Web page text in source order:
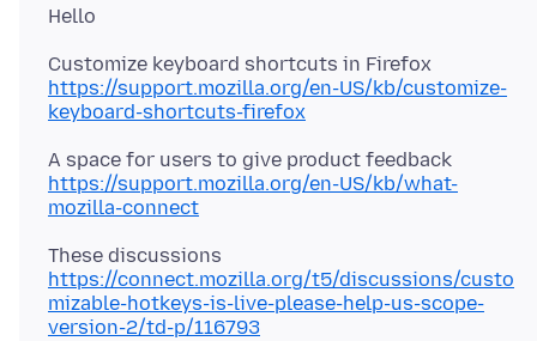
https://support.mozilla.org/en-US/kb/customize-
keyboard-shortcuts-firefox
https://support.mozilla.org/en-US/kb/what-
mozilla-connect
https://connect.mozilla.org/t5/discussions/custo
mizable-hotkeys-is-live-please-help-us-scope-
version-2/td-p/116793